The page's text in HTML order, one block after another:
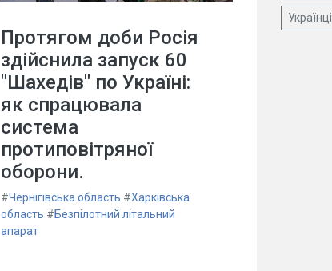
Протягом доби Росія
здійснила запуск 60
"Шахедів" по Україні:
як спрацювала
система
протиповітряної
оборони.
#Чернігівська область #Харківська
область #Безпілотний літальний
апарат
Українці